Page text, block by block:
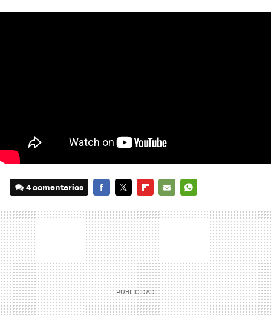
4 comentarios
MAIL